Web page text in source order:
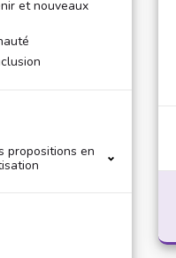
et nouveaux
propositions en